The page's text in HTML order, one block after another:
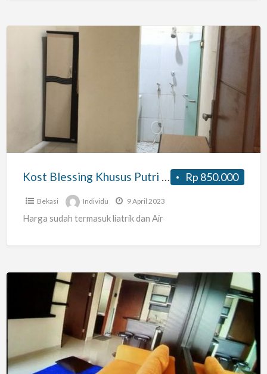
Jatiwarna
Rp 850.000
Kost Blessing Khusus Putri Jatiwarna Murah
Bekasi Individu 9 April 2023
Harga sudah termasuk liatrik dan Air
APARTEMEN
Icon
Caman